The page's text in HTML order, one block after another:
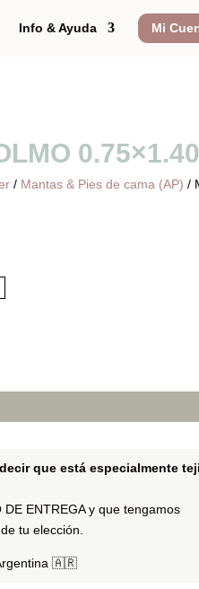
Info & Ayuda Mi
/ Mantas & Pies de cama (AP) /
que está especialmente
ENTREGA y que tengamos
tu elección.
🇦🇷